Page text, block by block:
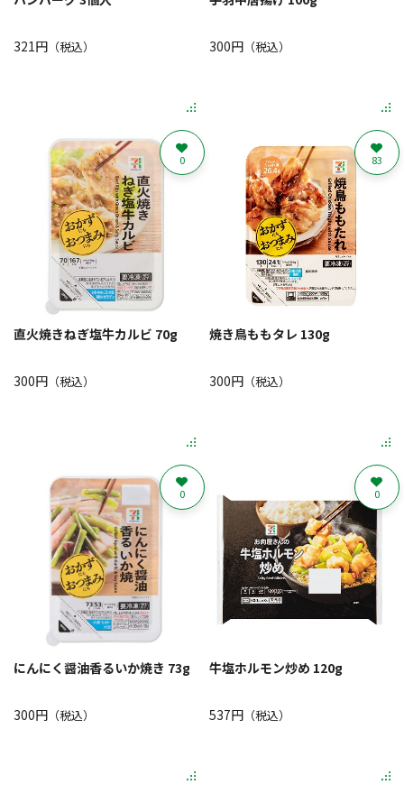
321円 （税込） 300円（税込）
直火焼きねぎ塩牛カルビ 70g
300円 （税込）
0
焼き鳥ももタレ 130g
300円（税込）
83
にんにく醤油香るいか焼き 73g
300円 （税込）
0
牛塩ホルモン炒め 120g
537円（税込）
0